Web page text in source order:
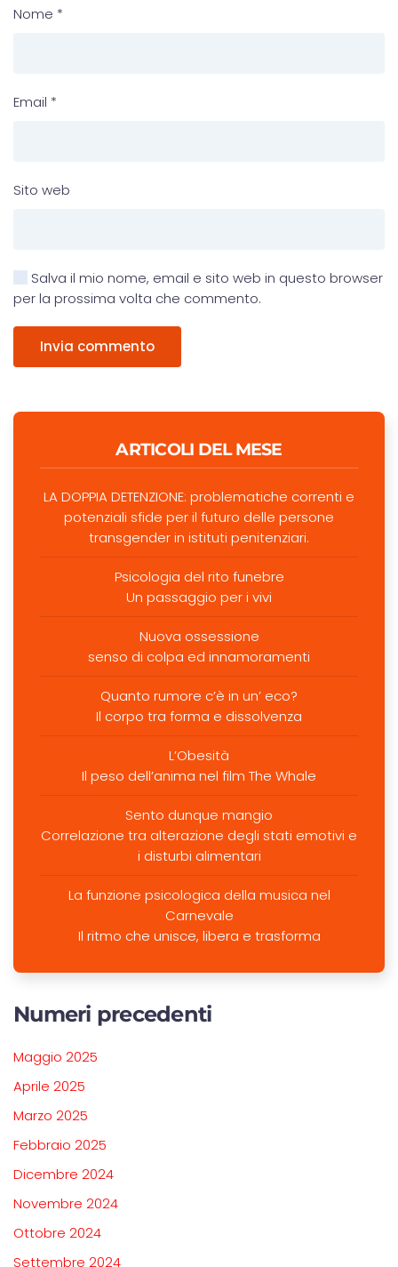
Nome *
Email *
Sito web
Salva il mio nome, email e sito web in questo browser
per la prossima volta che commento.
Invia commento
ARTICOLI DEL MESE
LA DOPPIA DETENZIONE: problematiche correnti e
potenziali sfide per il futuro delle persone
transgender in istituti penitenziari.
Psicologia del rito funebre
Un passaggio per i vivi
Nuova ossessione
senso di colpa ed innamoramenti
Quanto rumore c’è in un’ eco?
Il corpo tra forma e dissolvenza
L’Obesità
Il peso dell’anima nel film The Whale
Sento dunque mangio
Correlazione tra alterazione degli stati emotivi e
i disturbi alimentari
La funzione psicologica della musica nel
Carnevale
Il ritmo che unisce, libera e trasforma
Numeri precedenti
Maggio 2025
Aprile 2025
Marzo 2025
Febbraio 2025
Dicembre 2024
Novembre 2024
Ottobre 2024
Settembre 2024